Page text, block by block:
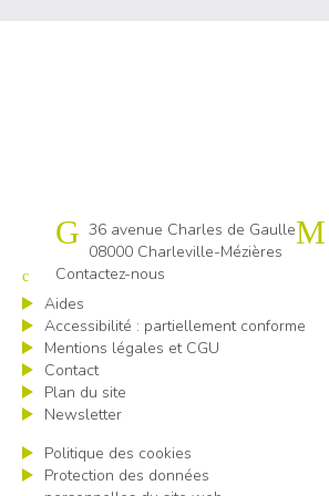
Cap emploi 08
36 avenue Charles de Gaulle
08000 Charleville-Mézières
Contactez-nous
Aides
Accessibilité : partiellement conforme
Mentions légales et CGU
Contact
Plan du site
Newsletter
Politique des cookies
Protection des données